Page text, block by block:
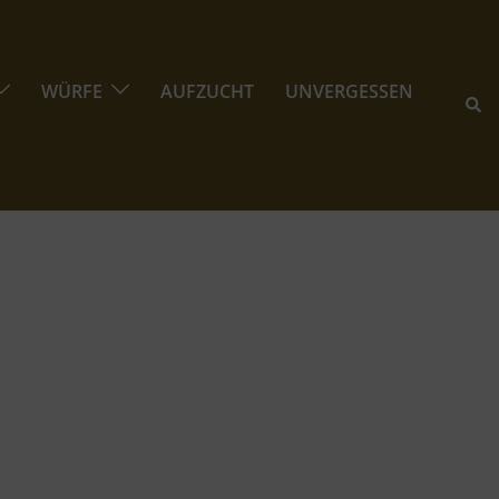
WÜRFE AUFZUCHT UNVERGESSEN